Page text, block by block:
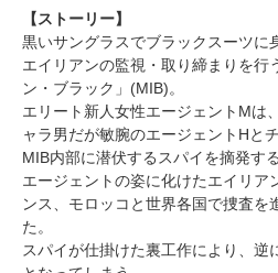
【ストーリー】
黒いサングラスでブラックスーツに
エイリアンの監視・取り締まりを行
ン・ブラック」(MIB)。
エリート新人女性エージェントMは
ャラ男だが敏腕のエージェントHと
MIB内部に潜伏するスパイを摘発す
エージェントの姿に化けたエイリア
ンス、モロッコと世界各国で捜査を
た。
スパイが仕掛けた裏工作により、逆